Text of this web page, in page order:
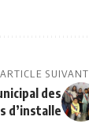
ARTICLE SUIVANT
des
d’installe